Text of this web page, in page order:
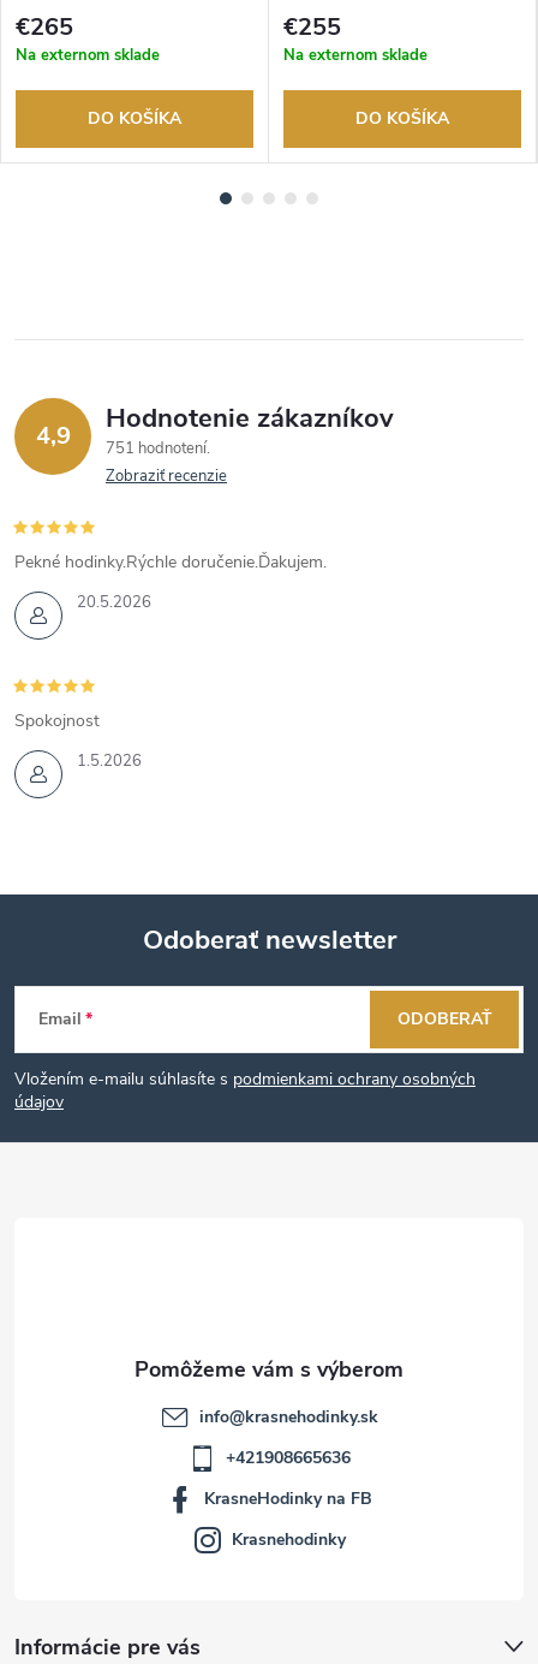
tovaru. Autorizovaný predajca.
€265
Na externom sklade
DO KOŠÍKA
tovaru. Autorizovaný predajca.
€255
Na externom sklade
DO KOŠÍKA
4,9 Hodnotenie zákazníkov
751 hodnotení
Zobraziť recenzie
20.5.2026
Pekné hodinky.Rýchle doručenie.Ďakujem.
1.5.2026
Spokojnost
Z
á
p
Odoberať newsletter
Email
Vložením e-mailu súhlasíte s podmienkami ochrany osobných
údajov
ODOBERAŤ
Informácie pre vás
info@krasnehodinky.sk
+421908665636
KrasneHodinky na FB
Krasnehodinky